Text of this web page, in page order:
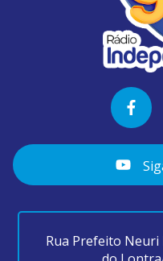
Rua Prefeito Neuri